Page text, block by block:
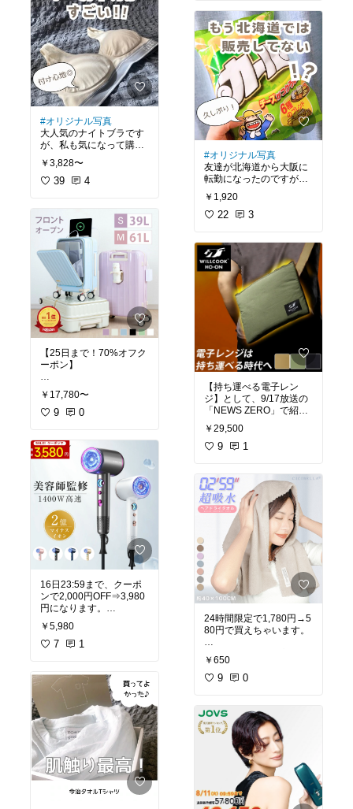
これからの季節に役立ち
そう😊
#高見え #休日スタイル
#オリジナル写真
大人気のナイトブラです
が、私も気になって購入
締め付けが苦手でいつ
も、ゆっるゆるのものを
です。
思い切って、今回はこち
らを購入。
大きいサイズを選んだの
ですが、最初はキツくて
驚きました。
でもそんなことは言って
られないなと思い、着用
を続けることを決断しま
す。
着用してからは慣れてな
いので、何日間かは肩が
痛くて、肩こりもすごか
ったです。ただ、着け続
か、あまり気にならなく
消！
着心地がいいので、これ
なら続けられそうです。
ホールド力がいいのも魅
力的ですね。
2着目も検討します(^o^)/
#ナイトブラ
#楽してキレ
イ
#着心地重視
￥3,828〜
39 4
【25日まで！70%オフク
ーポン】
ますが、ちょっと使い勝
手が悪いので、フロント
このキャリーケース、な
んと70%クーポンが使え
ちゃうんです😳
機能性も抜群だし、カラ
ーもかわいいです❤️
お得なときに、ゲットし
ておきたいですね！
#キャリーケース #スーツ
ケース #旅行 #高見え
ール品
￥17,780〜
9 0
16日23:59まで、クーポ
ンで2,000円OFF⇒3,980
円になります。
元値は11,180円みたいな
ので、かなりお得です
風量がパワフルなのに静
音なのは、かなりのグッ
ドポイント👌
478gと軽量なので、持ち
運びも楽ちんです😊
#ドライヤー
#いいね返し
￥5,980
7 1
から、準備しておきたい
なぁ✨
#寒さ対策 #カイロ #かわ
いい #クマちゃん
#オリジナル写真
友達が北海道から大阪に
転勤になったのですが、
帰省のときにお土産を買
ってきてくれました。
それが「カール」です。
ル？」と思ったのです
が、もう北海道では販売
していないそうです。
しかも、北海道だけでは
なくて、大阪より西の方
でしか販売されていない
んだそう。
ここしばらく店頭で見て
ないなと思ったら、そう
いうことだったんです
ね。
2017年8月以降から発売
されていないようなの
で、約8年ぶり（もっと
前！？）に食べました。
べた気分になって、美味
カールおじさんも元気そ
うでよかったです。
＃カール #お菓子 #懐か
＃お土産
￥1,920
22 3
【持ち運べる電子レン
ジ】として、9/17放送の
「NEWS ZERO」で紹介
されていました。
なんと、5分で80℃にな
保温も加温もできるの
で、レトルト食品を温め
たり、缶コーヒーを温め
たりと、お出かけ先でも
ほかほかの状態で楽しめ
ます。
しかも！保冷機能もある
ので、ビールやジュース
などを冷やすこともでき
ちゃうんです🍺
いざというときに役立つ
ので、災害のときにも役
立ちそうですね。
#防災グッズ
いね返し #フォロー返し
￥29,500
9 1
24時間限定で1,780円→5
80円で買えちゃいます。
どのカラーも女性心をく
すぐりますが、私はモカ
グレーが気になっていま
私は、髪の毛の量が多く
て、太くて、硬いので、
乾かすのに時間がかかる
んですよね。
速乾タオルは、要チェッ
クです😊
￥650
9 0